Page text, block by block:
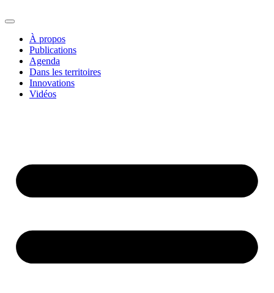
À propos
Publications
Agenda
Dans les territoires
Innovations
Vidéos